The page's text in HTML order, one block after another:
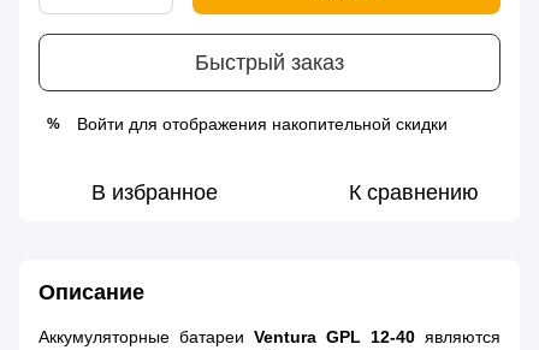
Быстрый заказ
% Войти для отображения накопительной скидки
В избранное К сравнению
Описание
Аккумуляторные батареи Ventura GPL 12-40 являются